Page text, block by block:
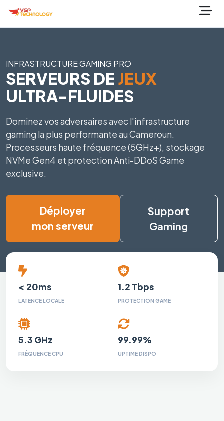
INFRASTRUCTURE GAMING PRO
SERVEURS DE JEUX
ULTRA-FLUIDES
Dominez vos adversaires avec l'infrastructure
gaming la plus performante au Cameroun.
Processeurs haute fréquence (5GHz+), stockage
NVMe Gen4 et protection Anti-DDoS Game
exclusive.
Déployer
mon serveur
Support
Gaming
< 20ms
LATENCE LOCALE
1.2 Tbps
PROTECTION GAME
5.3 GHz
FRÉQUENCE CPU
99.99%
UPTIME DISPO